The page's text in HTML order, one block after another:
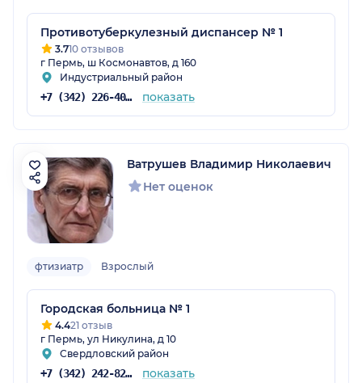
Противотуберкулезный диспансер № 1
3.710 отзывов
г Пермь, ш Космонавтов, д 160
Индустриальный район
+7 (342) 226-40-14 показать
Ватрушев Владимир Николаевич
Нет оценок
фтизиатр Взрослый
Городская больница № 1
4.421 отзыв
г Пермь, ул Никулина, д 10
Свердловский район
+7 (342) 242-82-33 показать